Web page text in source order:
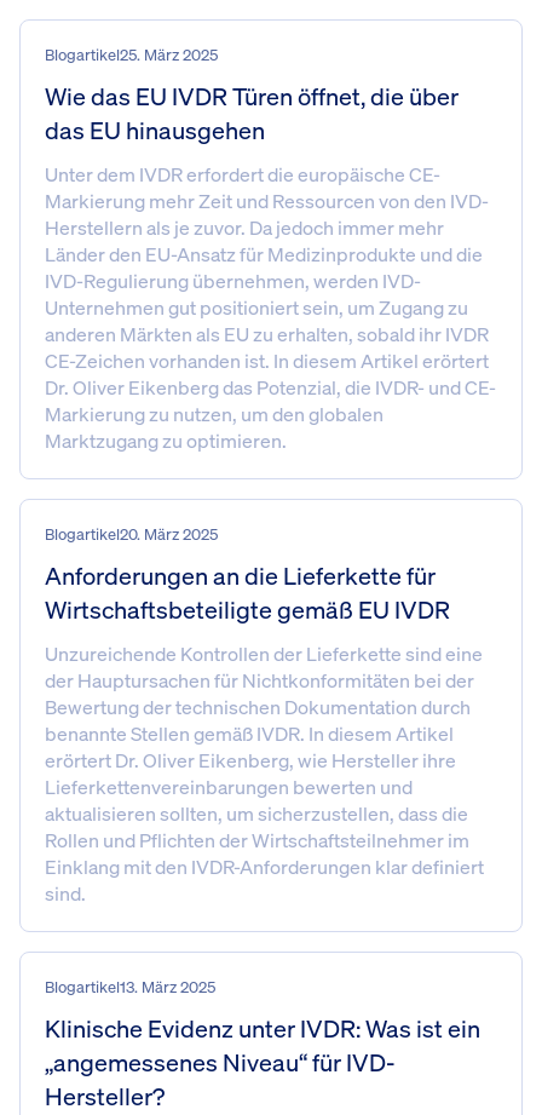
Blogartikel25. März 2025
Wie das EU IVDR Türen öffnet, die über
das EU hinausgehen
Unter dem IVDR erfordert die europäische CE-
Markierung mehr Zeit und Ressourcen von den IVD-
Herstellern als je zuvor. Da jedoch immer mehr
Länder den EU-Ansatz für Medizinprodukte und die
IVD-Regulierung übernehmen, werden IVD-
Unternehmen gut positioniert sein, um Zugang zu
anderen Märkten als EU zu erhalten, sobald ihr IVDR
CE-Zeichen vorhanden ist. In diesem Artikel erörtert
Dr. Oliver Eikenberg das Potenzial, die IVDR- und CE-
Markierung zu nutzen, um den globalen
Marktzugang zu optimieren.
Blogartikel20. März 2025
Anforderungen an die Lieferkette für
Wirtschaftsbeteiligte gemäß EU IVDR
Unzureichende Kontrollen der Lieferkette sind eine
der Hauptursachen für Nichtkonformitäten bei der
Bewertung der technischen Dokumentation durch
benannte Stellen gemäß IVDR. In diesem Artikel
erörtert Dr. Oliver Eikenberg, wie Hersteller ihre
Lieferkettenvereinbarungen bewerten und
aktualisieren sollten, um sicherzustellen, dass die
Rollen und Pflichten der Wirtschaftsteilnehmer im
Einklang mit den IVDR-Anforderungen klar definiert
sind.
Blogartikel13. März 2025
Klinische Evidenz unter IVDR: Was ist ein
„angemessenes Niveau“ für IVD-
Hersteller?